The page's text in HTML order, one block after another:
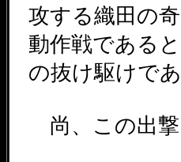
攻する織田の
動作戦である
の抜け駆けで
尚、この出